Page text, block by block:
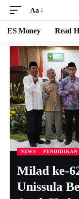
Aa
ES Money Read
NEWS PENDIDIKAN
Milad ke-
Unissula